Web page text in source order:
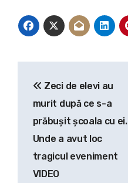
articole
Zeci de elevi au
murit după ce s-a
prăbușit școala cu ei.
Unde a avut loc
tragicul eveniment
VIDEO